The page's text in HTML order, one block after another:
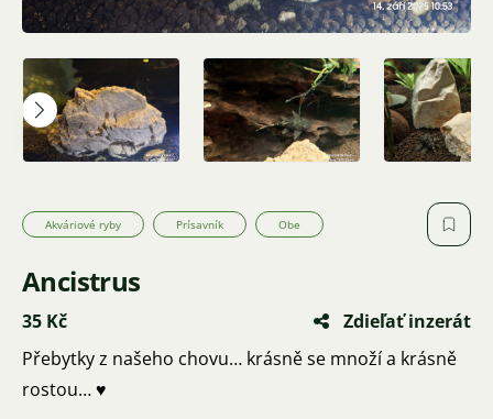
Akváriové ryby Prísavník Obe
Ancistrus
35 Kč
Zdieľať inzerát
Přebytky z našeho chovu… krásně se množí a krásně
rostou… ♥